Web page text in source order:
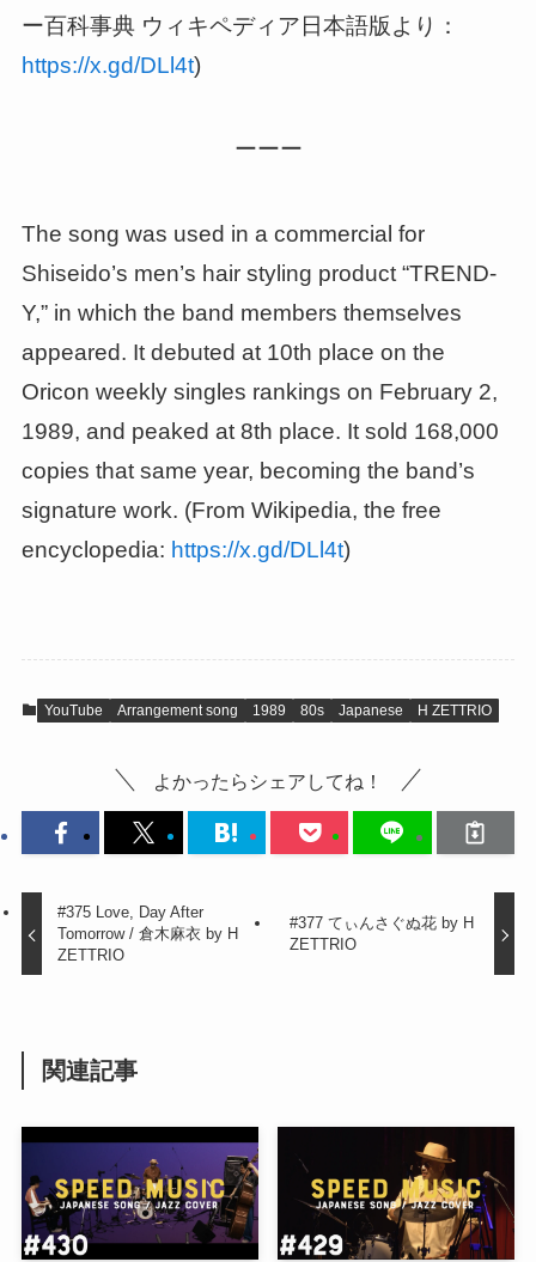
ー百科事典 ウィキペディア日本語版より：
https://x.gd/DLl4t)
ーーー
The song was used in a commercial for
Shiseido’s men’s hair styling product “TREND-
Y,” in which the band members themselves
appeared. It debuted at 10th place on the
Oricon weekly singles rankings on February 2,
1989, and peaked at 8th place. It sold 168,000
copies that same year, becoming the band’s
signature work. (From Wikipedia, the free
encyclopedia: https://x.gd/DLl4t)
YouTube Arrangement song 1989 80s Japanese H ZETTRIO
よかったらシェアしてね！
#375 Love, Day After
Tomorrow / 倉木麻衣 by H
ZETTRIO
#377 てぃんさぐぬ花 by H
ZETTRIO
関連記事